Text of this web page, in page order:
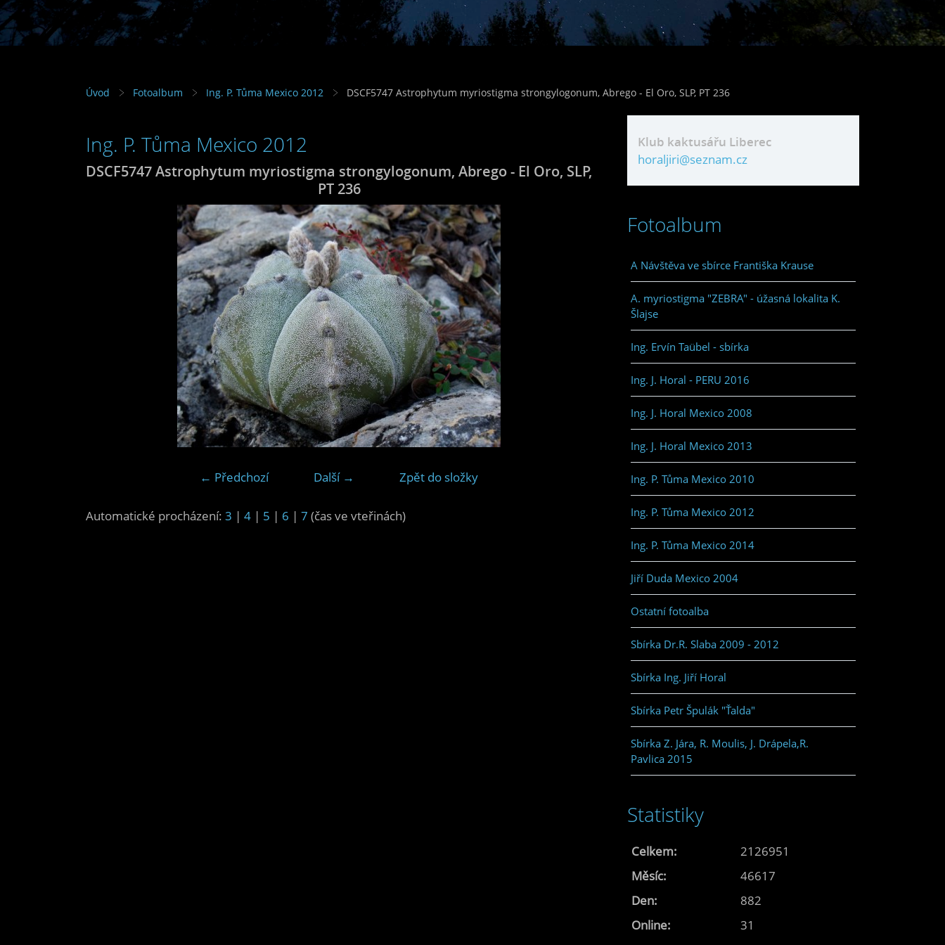
Úvod Fotoalbum Ing. P. Tůma Mexico 2012 DSCF5747 Astrophytum myriostigma strongylogonum, Abrego - El Oro, SLP, PT 236
Ing. P. Tůma Mexico 2012
DSCF5747 Astrophytum myriostigma strongylogonum, Abrego - El Oro, SLP,
PT 236
← Předchozí Další → Zpět do složky
Automatické procházení: 3 | 4 | 5 | 6 | 7 (čas ve vteřinách)
Klub kaktusářu Liberec
horaljiri@seznam.cz
Fotoalbum
A Návštěva ve sbírce Františka Krause
A. myriostigma "ZEBRA" - úžasná lokalita K.
Šlajse
Ing. Ervín Taübel - sbírka
Ing. J. Horal - PERU 2016
Ing. J. Horal Mexico 2008
Ing. J. Horal Mexico 2013
Ing. P. Tůma Mexico 2010
Ing. P. Tůma Mexico 2012
Ing. P. Tůma Mexico 2014
Jiří Duda Mexico 2004
Ostatní fotoalba
Sbírka Dr.R. Slaba 2009 - 2012
Sbírka Ing. Jiří Horal
Sbírka Petr Špulák "Ťalda"
Sbírka Z. Jára, R. Moulis, J. Drápela,R.
Pavlica 2015
Statistiky
Online: 31
Celkem:
2126951
Měsíc:
46617
Den:
882